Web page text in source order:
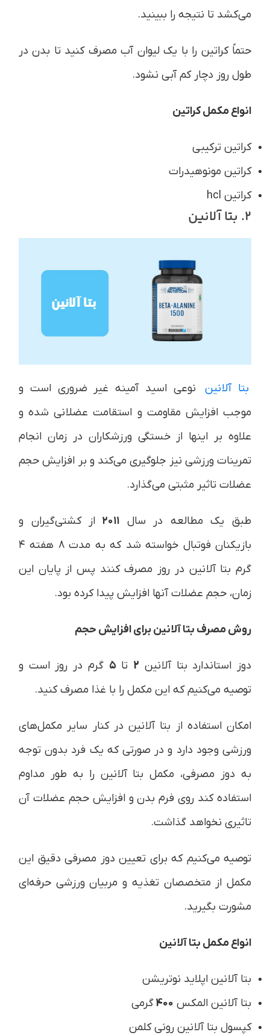
می‌کشد تا نتیجه را ببینید.
حتماً کراتین را با یک لیوان آب مصرف کنید تا بدن در
طول روز دچار کم آبی نشود.
انواع مکمل کراتین
کراتین ترکیبی
کراتین مونوهیدرات
کراتین hcl
2. بتا آلانین
بتا آلانین
نوعی اسید آمینه غیر ضروری است و
موجب افزایش مقاومت و استقامت عضلانی شده و
علاوه بر اینها از خستگی ورزشکاران در زمان انجام
تمرینات ورزشی نیز جلوگیری می‌کند و بر افزایش حجم
عضلات تاثیر مثبتی می‌گذارد.
طبق یک مطالعه در سال۲۰۱۱ از کشتی‌گیران و
بازیکنان فوتبال خواسته شد که به مدت ۸ هفته ۴
گرم بتا آلانین در روز مصرف کنند پس از پایان این
زمان، حجم عضلات آنها افزایش پیدا کرده بود.
روش مصرف بتا آلانین برای افزایش حجم
دوز استاندارد بتا آلانین 2 تا۵ گرم در روز است و
توصیه می‌کنیم که این مکمل را با غذا مصرف کنید.
امکان استفاده از بتا آلانین در کنار سایر مکمل‌های
ورزشی وجود دارد و در صورتی که یک فرد بدون توجه
به دوز مصرفی، مکمل بتا آلانین را به طور مداوم
استفاده کند روی فرم بدن و افزایش حجم عضلات آن
تاثیری نخواهد گذاشت.
توصیه می‌کنیم که برای تعیین دوز مصرفی دقیق این
مکمل از متخصصان تغذیه و مربیان ورزشی حرفه‌ای
مشورت بگیرید.
انواع مکمل بتا آلانین
بتا آلانین اپلاید نوتریشن
بتا آلانین المکس 400گرمی
کپسول بتا آلانین رونی کلمن